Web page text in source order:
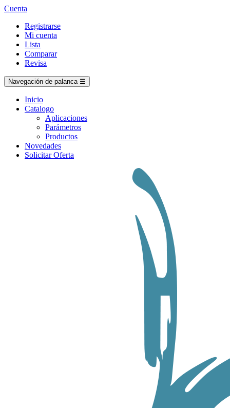
Cuenta
Registrarse
Mi cuenta
Lista
Comparar
Revisa
Navegación de palanca ☰
Inicio
Catalogo
Aplicaciones
Parámetros
Productos
Novedades
Solicitar Oferta